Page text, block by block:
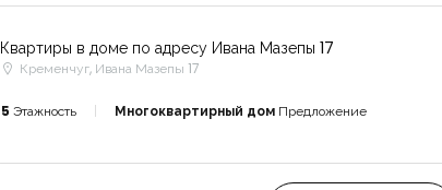
Квартиры в доме по адресу Ивана Мазепы 17
Кременчуг, Ивана Мазепы 17
5 Этажность Многоквартирный дом Предложение